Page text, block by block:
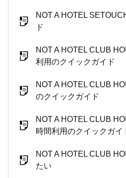
NOT A HOTEL
ド
NOT A HOTEL CLUB
利用のクイックガイド
NOT A HOTEL CLUB
のクイックガイド
NOT A HOTEL CLUB
時間利用のクイックガイ
NOT A HOTEL CLUB
たい